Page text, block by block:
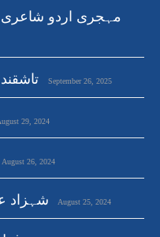
مہجری اردو شاعری
September 26, 2025
29, 2024
August 26, 2024
شہزاد August 25, 2024